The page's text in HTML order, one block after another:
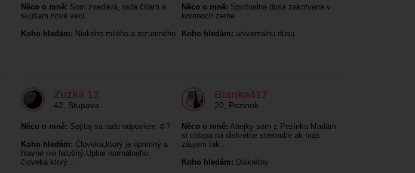
Něco o mně: Som zvedavá, rada čítam a
skúšam nové veci.
Koho hledám: Niekoho milého a rozumného
Něco o mně: Spiritualna dusa zakotvena v
korenoch zeme
Koho hledám: univerzalnu dusu
Zuzka 12
42 Stupava
Něco o mně: Spýtaj sa rada odpoviem ☺️?
Koho hledám: Človeka,ktorý je úprimný a
hlavne nie falošný.Uplne normálneho
človeka ktorý…
Bianka417
20 Pezinok
Něco o mně: Ahojky som z Pezinka hľadám
si chlapa na diskrétne stretnutie ak máš
záujem tak…
Koho hledám: Diskrétny